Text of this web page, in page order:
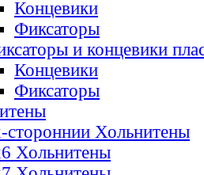
Концевики
Фиксаторы
и концевики
Концевики
Фиксаторы
стороннии Хольнитены
Хольнитены